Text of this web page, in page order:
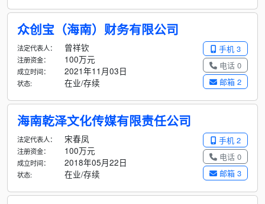
众创宝（海南）财务有限公司
手机 3
电话 0
邮箱 2
法定代表人： 曾祥钦
注册资金： 100万元
成立时间： 2021年11月03日
状态: 在业/存续
海南乾泽文化传媒有限责任公司
手机 2
电话 0
邮箱 3
法定代表人： 宋春凤
注册资金： 100万元
成立时间： 2018年05月22日
状态: 在业/存续